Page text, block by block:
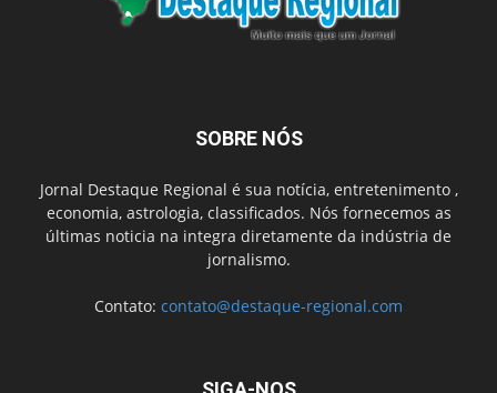
SOBRE NÓS
Jornal Destaque Regional é sua notícia, entretenimento ,
economia, astrologia, classificados. Nós fornecemos as
últimas noticia na integra diretamente da indústria de
jornalismo.
Contato: contato@destaque-regional.com